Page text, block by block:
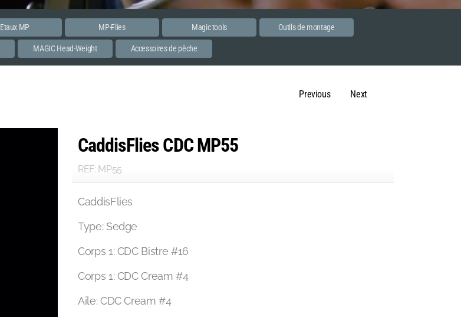
Etaux MP MP-Flies Magic tools Outils de montage
MAGIC Head-Weight Accessoires de pêche
Previous Next
CaddisFlies CDC MP55
REF: MP55
CaddisFlies
Type: Sedge
Corps 1: CDC Bistre #16
Corps 1: CDC Cream #4
Aile: CDC Cream #4